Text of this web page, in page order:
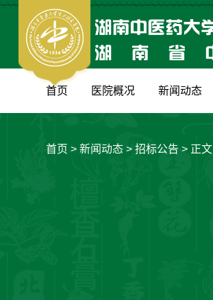
首页 医院概况 新闻动态
首页 >新闻动态 >招标公告 > 正文